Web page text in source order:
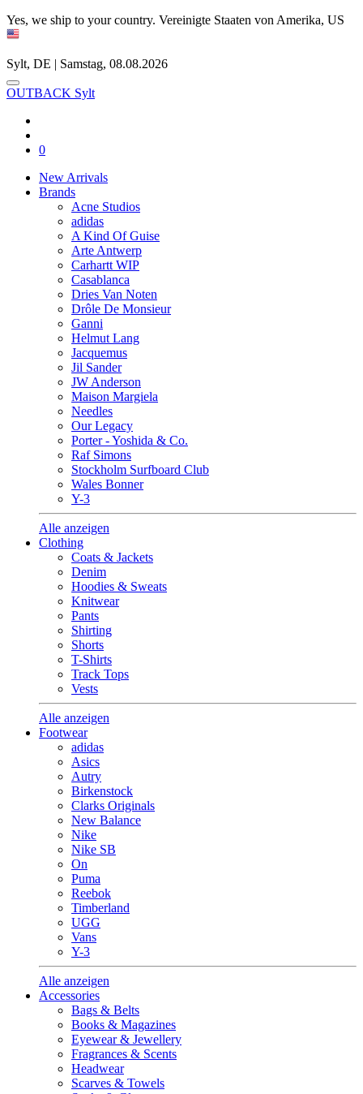
Yes, we ship to your country. Vereinigte Staaten von Amerika, US
Sylt, DE | Samstag, 08.08.2026
OUTBACK Sylt
0
New Arrivals
Brands
Acne Studios
adidas
A Kind Of Guise
Arte Antwerp
Carhartt WIP
Casablanca
Dries Van Noten
Drôle De Monsieur
Ganni
Helmut Lang
Jacquemus
Jil Sander
JW Anderson
Maison Margiela
Needles
Our Legacy
Porter - Yoshida & Co.
Raf Simons
Stockholm Surfboard Club
Wales Bonner
Y-3
Alle anzeigen
Clothing
Coats & Jackets
Denim
Hoodies & Sweats
Knitwear
Pants
Shirting
Shorts
T-Shirts
Track Tops
Vests
Alle anzeigen
Footwear
adidas
Asics
Autry
Birkenstock
Clarks Originals
New Balance
Nike
Nike SB
On
Puma
Reebok
Timberland
UGG
Vans
Y-3
Alle anzeigen
Accessories
Bags & Belts
Books & Magazines
Eyewear & Jewellery
Fragrances & Scents
Headwear
Scarves & Towels